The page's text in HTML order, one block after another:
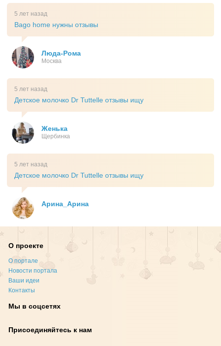
5 лет назад
Bago home нужны отзывы
Люда-Рома
Москва
5 лет назад
Детское молочко Dr Tuttelle отзывы ищу
Женька
Щербинка
5 лет назад
Детское молочко Dr Tuttelle отзывы ищу
Арина_Арина
О проекте
О портале
Новости портала
Ваши идеи
Контакты
Мы в соцсетях
Присоединяйтесь к нам